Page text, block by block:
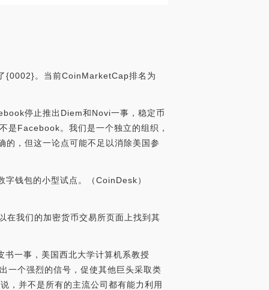
{0002}。当前CoinMarketCap排名为
停止推出Diem和Novi一事，稳定币
是Facebook。我们是一个独立的组织，
，但这一论点可能不足以消除美国参
钱包的小型试点。（CoinDesk）
我们的加密货币交易所页面上找到其
一事，美国西北大学计算机系教授
一个强烈的信号，促使其他巨头采取类
，并不是所有的主流公司都有能力利用